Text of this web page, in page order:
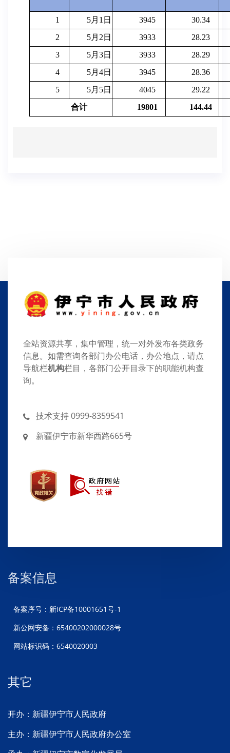
1 5月1日 3945
30.34
2
5月2日 3933
28.23
3
5月3日 3933
28.29
4
5月4日 3945
28.36
5
5月5日 4045
29.22
合计
19801 144.44
全站资源共享，集中管理，统一对外发布各类政务
信息。如需查询各部门办公电话，办公地点，请点
导航栏机构栏目，各部门公开目录下的职能机构查
询。
技术支持 0999-8359541
新疆伊宁市新华西路665号
备案信息
备案序号：新ICP备10001651号-1
新公网安备：65400202000028号
网站标识码：6540020003
其它
开办：新疆伊宁市人民政府
主办：新疆伊宁市人民政府办公室